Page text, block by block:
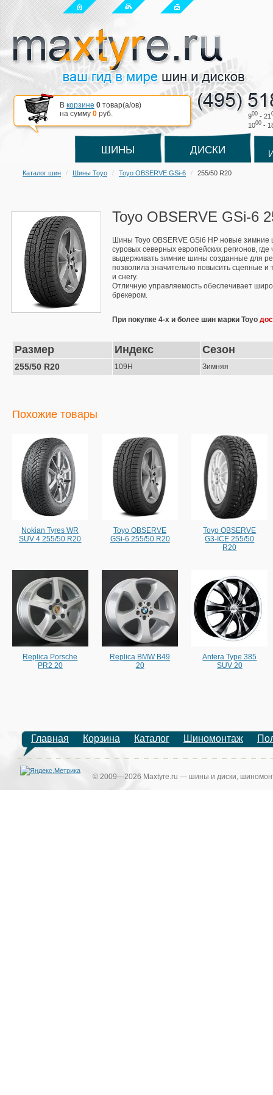
900 - 21
1000 -
В корзине 0 товар(a/ов)
на сумму 0 руб.
ШИНЫ ДИСКИ
Каталог шин Шины Toyo Toyo OBSERVE GSi-6 255/50 R20
Toyo OBSERVE GSi-6
Шины Toyo OBSERVE GSi6 HP новые
суровых северных европейских регионов,
выдерживать зимние шины созданные для
позволила значительно повысить сцепные
и снегу.
Отличную управляемость обеспечивает
брекером.
При покупке 4-х и более шин марки Toyo
Размер Индекс Сезон
255/50 R20 109H Зимняя
Похожие товары
Nokian Tyres WR
SUV 4 255/50 R20
Toyo OBSERVE
GSi-6 255/50 R20
Toyo OBSERVE
G3-ICE 255/50
R20
Replica Porsche
PR2 20
Replica BMW B49
20
Antera Type 385
SUV 20
Главная Корзина Каталог Шиномонтаж
© 2009—2026 Maxtyre.ru — шины и диски,